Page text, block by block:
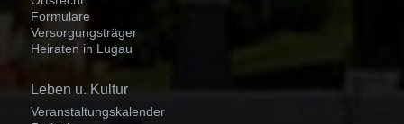
Formulare
Versorgungsträger
Heiraten in Lugau
Navigation
überspringen
Leben u. Kultur
Veranstaltungskalender